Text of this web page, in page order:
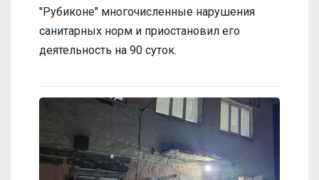
"Рубиконе" многочисленные нарушения
санитарных норм и приостановил его
деятельность на 90 суток.